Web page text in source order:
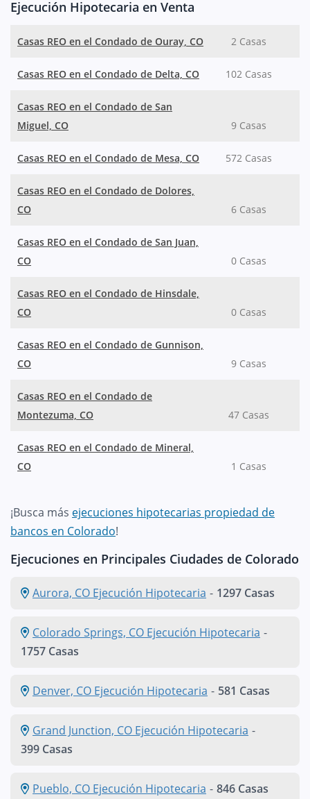
Ejecución Hipotecaria en Venta
Casas REO en el Condado de Ouray, CO 2 Casas
Casas REO en el Condado de Delta, CO 102 Casas
Casas REO en el Condado de San
Miguel, CO
9 Casas
Casas REO en el Condado de Mesa, CO 572 Casas
Casas REO en el Condado de Dolores,
CO
6 Casas
Casas REO en el Condado de San Juan,
CO
0 Casas
Casas REO en el Condado de Hinsdale,
CO
0 Casas
Casas REO en el Condado de Gunnison,
CO
9 Casas
Casas REO en el Condado de
Montezuma, CO
47 Casas
Casas REO en el Condado de Mineral,
CO
1 Casas
¡Busca más ejecuciones hipotecarias propiedad de
bancos en Colorado!
Ejecuciones en Principales Ciudades de Colorado
Aurora, CO Ejecución Hipotecaria - 1297 Casas
Colorado Springs, CO Ejecución Hipotecaria -
1757 Casas
Denver, CO Ejecución Hipotecaria - 581 Casas
Grand Junction, CO Ejecución Hipotecaria -
399 Casas
Pueblo, CO Ejecución Hipotecaria - 846 Casas